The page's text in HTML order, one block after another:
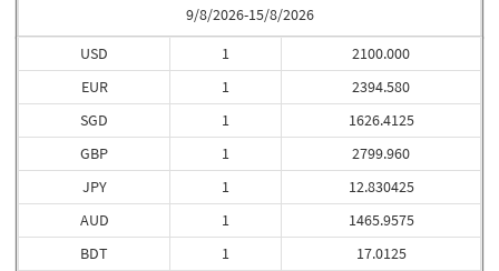
9/8/2026-15/8/2026
USD
EUR
SGD
GBP
JPY
AUD
BDT
1
1
1
1
1
1
1
2100.000
2394.580
1626.4125
2799.960
12.830425
1465.9575
17.0125